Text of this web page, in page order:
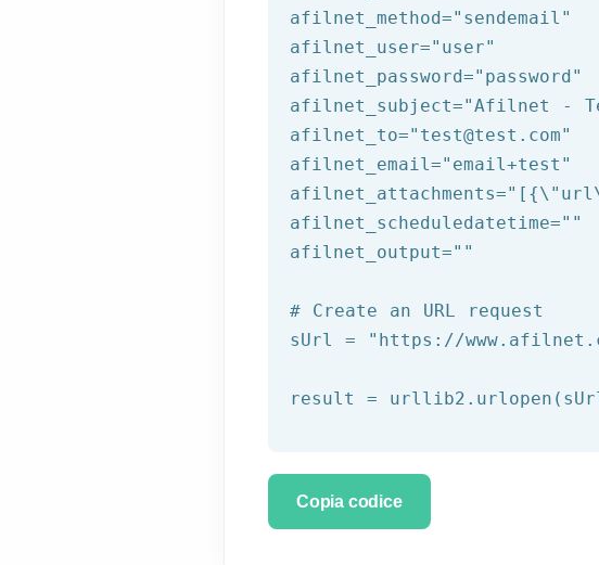
afilnet_method="sendemail"
afilnet_user="user"
afilnet_password="password"
afilnet_subject="Afilnet -
afilnet_to="test@test.com"
afilnet_email="email+test"
afilnet_attachments=
afilnet_scheduledatetime=""
afilnet_output=""
# Create an URL request
sUrl =
"https://
Copia codice